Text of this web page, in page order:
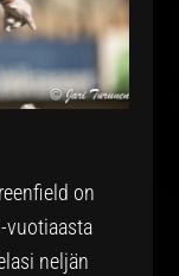
on
vuotiaasta
neljän